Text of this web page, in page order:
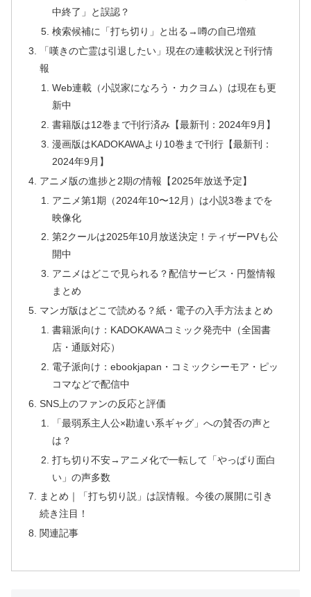
中終了」と誤認？
検索候補に「打ち切り」と出る→噂の自己増殖
「嘆きの亡霊は引退したい」現在の連載状況と刊行情
報
Web連載（小説家になろう・カクヨム）は現在も更
新中
書籍版は12巻まで刊行済み【最新刊：2024年9月】
漫画版はKADOKAWAより10巻まで刊行【最新刊：
2024年9月】
アニメ版の進捗と2期の情報【2025年放送予定】
アニメ第1期（2024年10〜12月）は小説3巻までを
映像化
第2クールは2025年10月放送決定！ティザーPVも公
開中
アニメはどこで見られる？配信サービス・円盤情報
まとめ
マンガ版はどこで読める？紙・電子の入手方法まとめ
書籍派向け：KADOKAWAコミック発売中（全国書
店・通販対応）
電子派向け：ebookjapan・コミックシーモア・ピッ
コマなどで配信中
SNS上のファンの反応と評価
「最弱系主人公×勘違い系ギャグ」への賛否の声と
は？
打ち切り不安→アニメ化で一転して「やっぱり面白
い」の声多数
まとめ｜「打ち切り説」は誤情報。今後の展開に引き
続き注目！
関連記事